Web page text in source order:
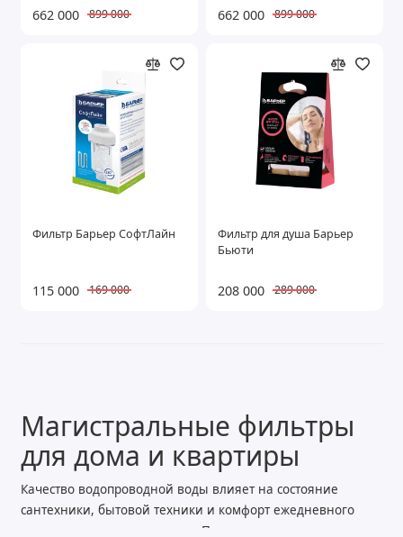
662 000 899 000 662 000 899 000
Фильтр Барьер СофтЛайн
115 000 169 000
Фильтр для душа Барьер
Бьюти
208 000 289 000
Магистральные фильтры
для дома и квартиры
Качество водопроводной воды влияет на состояние
сантехники, бытовой техники и комфорт ежедневного
использования воды в доме. Песок, частицы ржавчины,